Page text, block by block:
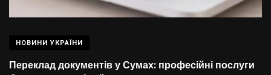
НОВИНИ УКРАЇНИ
Переклад документів у Сумах: професійні послуги